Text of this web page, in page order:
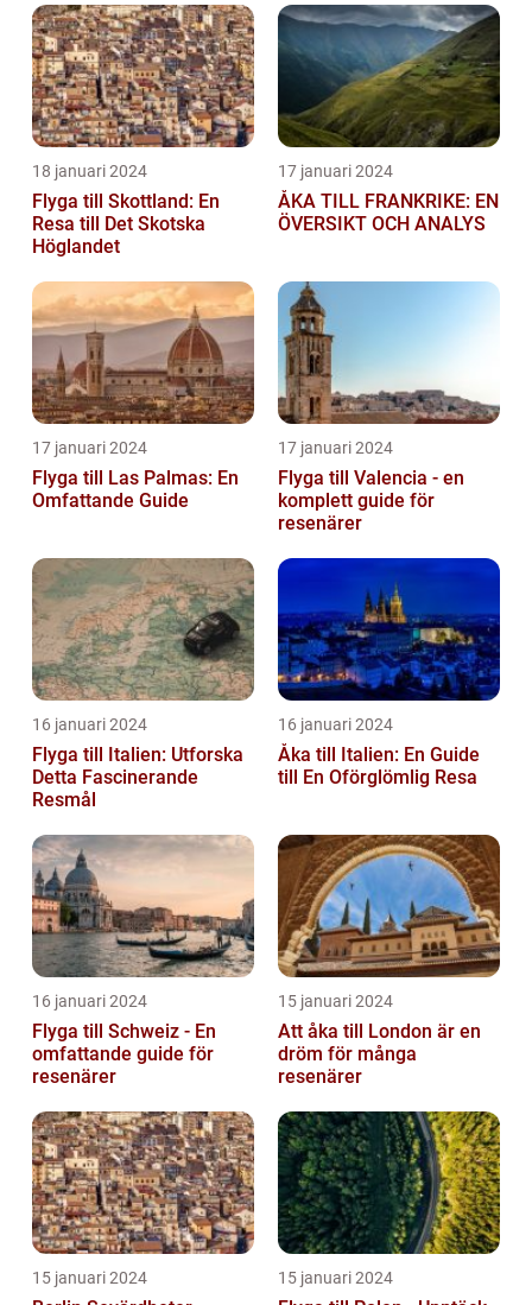
18 januari 2024
Flyga till Skottland: En
Resa till Det Skotska
Höglandet
17 januari 2024
ÅKA TILL FRANKRIKE: EN
ÖVERSIKT OCH ANALYS
17 januari 2024
Flyga till Las Palmas: En
Omfattande Guide
17 januari 2024
Flyga till Valencia - en
komplett guide för
resenärer
16 januari 2024
Flyga till Italien: Utforska
Detta Fascinerande
Resmål
16 januari 2024
Åka till Italien: En Guide
till En Oförglömlig Resa
16 januari 2024
Flyga till Schweiz - En
omfattande guide för
resenärer
15 januari 2024
Att åka till London är en
dröm för många
resenärer
15 januari 2024 15 januari 2024